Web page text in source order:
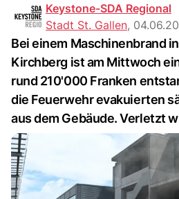
Keystone-SDA Regional
Stadt St. Gallen,
Bei einem Maschinenbrand
Kirchberg ist am Mittwoch
rund 210'000 Franken
die Feuerwehr evakuierten
aus dem Gebäude. Verletzt